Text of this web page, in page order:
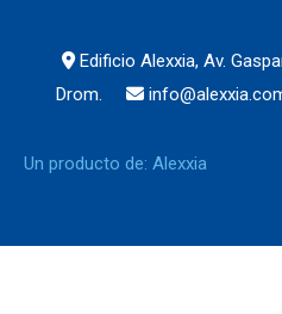
Edificio Alexxia, Av.
Drom.
Un producto de: Alexxia